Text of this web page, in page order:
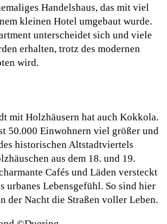
Handelshaus, das mit viel
kleinen Hotel umgebaut wurde.
unterscheidet sich und viele
erhalten, trotz des modernen
wird.
mit Holzhäusern hat auch Kokkola.
50.000 Einwohnern viel größer und
historischen Altstadtviertels
aus dem 18. und 19.
Cafés und Läden versteckt
urbanes Lebensgefühl. So sind hier
der Nacht die Straßen voller Leben.